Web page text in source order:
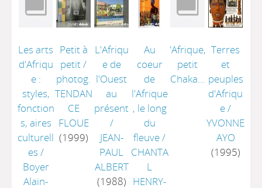
Les arts
d'Afriqu
e :
styles,
fonction
s, aires
culturell
es /
Boyer
Alain-
Petit à
petit/
photog.
TENDAN
CE
FLOUE
(1999)
L'Afriqu
e de
l'Ouest
au
présent
/
JEAN-
PAUL
ALBERT
(1988)
Au
coeur
de
l'Afrique
, le long
du
fleuve/
CHANTA
L
HENRY-
'Afrique,
petit
Chaka...
Terres
et
peuples
d'Afriqu
e/
YVONNE
AYO
(1995)